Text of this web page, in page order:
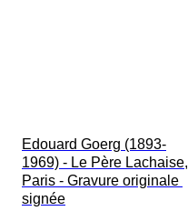
Edouard Goerg (1893-
1969) - Le Père Lachaise,
Paris - Gravure originale
signée